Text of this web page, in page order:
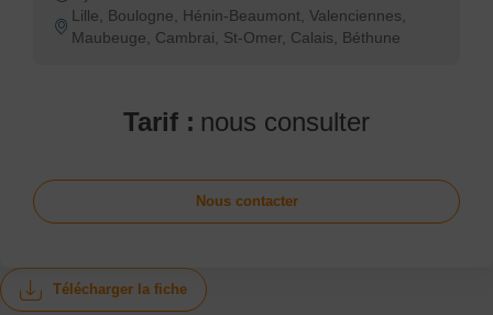
Télécharger la fiche
Lille, Boulogne, Hénin-Beaumont, Valenciennes,
Maubeuge, Cambrai, St-Omer, Calais, Béthune
Tarif : nous consulter
Nous contacter